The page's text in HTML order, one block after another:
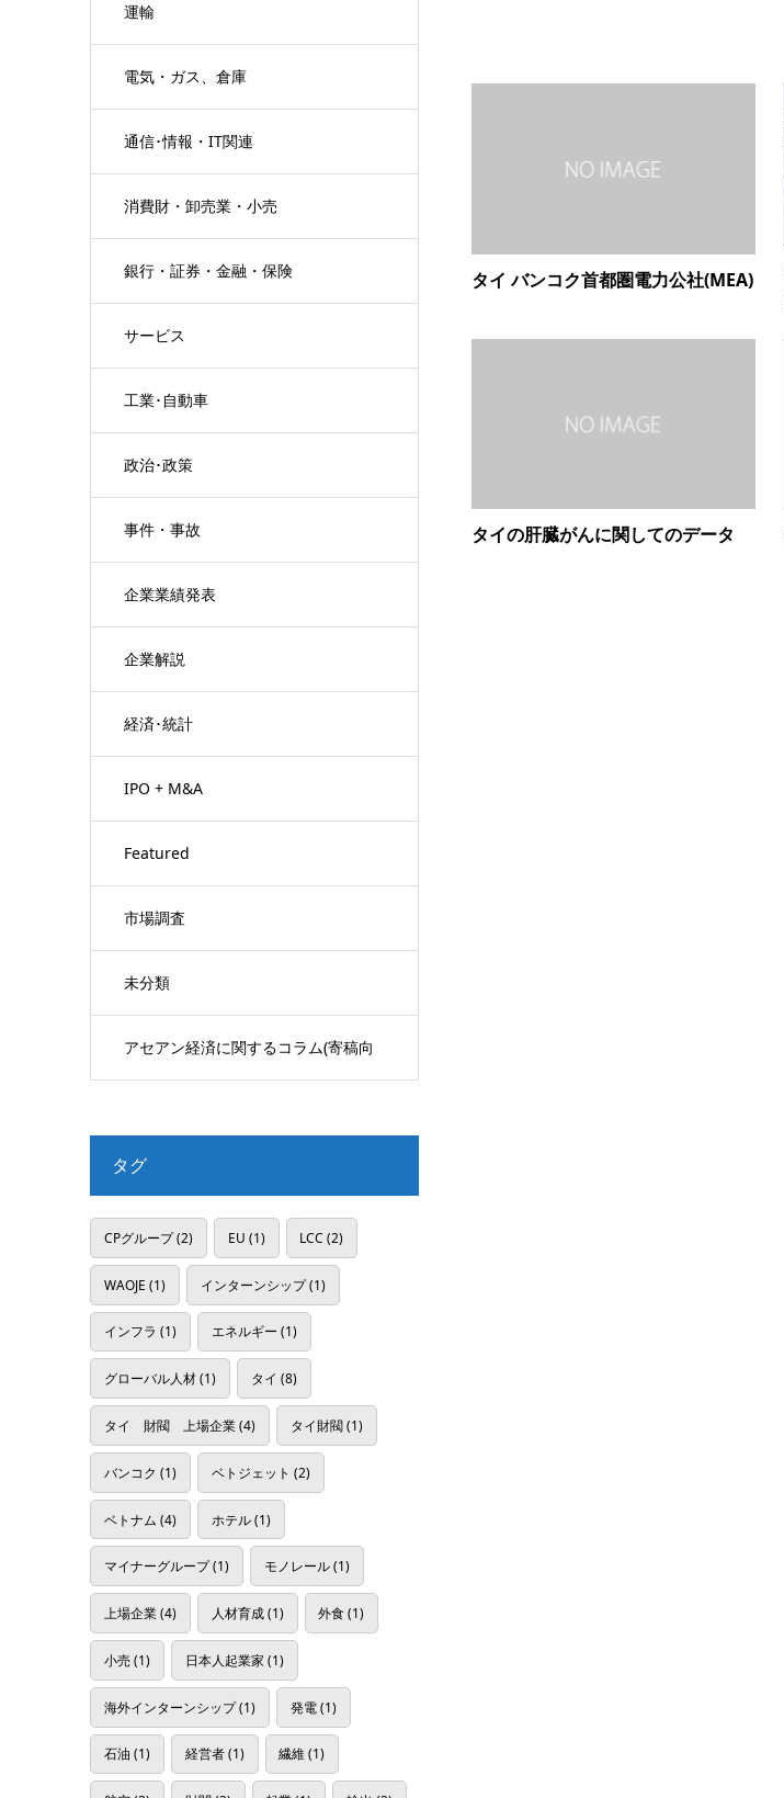
運輸
電気・ガス、倉庫
通信･情報・IT関連
消費財・卸売業・小売
銀行・証券・金融・保険
サービス
工業･自動車
政治･政策
事件・事故
企業業績発表
企業解説
経済･統計
IPO + M&A
Featured
市場調査
未分類
アセアン経済に関するコラム(寄稿向
タイ バンコク首都圏電力公社(MEA)
タイの肝臓がんに関してのデータ
タグ
CPグループ(2) EU (1) LCC (2)
WAOJE (1) インターンシップ(1)
インフラ (1) エネルギー (1)
グローバル人材(1) タイ (8)
タイ 財閥 上場企業(4) タイ財閥(1)
バンコク (1) ベトジェット (2)
ベトナム (4) ホテル(1)
マイナーグループ(1) モノレール(1)
上場企業(4) 人材育成(1) 外食(1)
小売(1) 日本人起業家 (1)
海外インターンシップ(1) 発電(1)
石油 (1) 経営者(1) 繊維(1)